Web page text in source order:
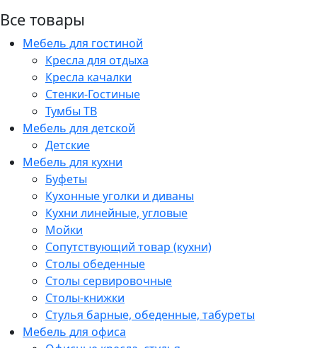
Все товары
Мебель для гостиной
Кресла для отдыха
Кресла качалки
Стенки-Гостиные
Тумбы ТВ
Мебель для детской
Детские
Мебель для кухни
Буфеты
Кухонные уголки и диваны
Кухни линейные, угловые
Мойки
Сопутствующий товар (кухни)
Столы обеденные
Столы сервировочные
Столы-книжки
Стулья барные, обеденные, табуреты
Мебель для офиса